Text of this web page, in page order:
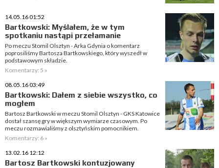
14.05.16 01:52
Bartkowski: Myślałem, że w tym
spotkaniu nastąpi przełamanie
Po meczu Stomil Olsztyn - Arka Gdynia o komentarz
poprosiliśmy Bartosza Bartkowskiego, który wyszedł w
podstawowym składzie.
Komentarzy: 5 »
08.05.16 03:49
Bartkowski: Dałem z siebie wszystko, co
mogłem
Bartosz Bartkowski w meczu Stomil Olsztyn - GKS Katowice
dostał szansę gry w większym wymiarze czasowym. Po
meczu rozmawialiśmy z olsztyńskim pomocnikiem.
Komentarzy: 6 »
13.02.16 12:12
Bartosz Bartkowski kontuzjowany